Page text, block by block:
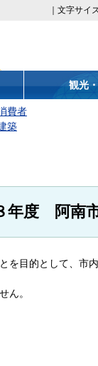
｜文字サイ
観光
費者
築
年度 阿南
目的として、市
ん。